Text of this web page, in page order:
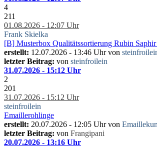
4
211
01.08.2026 - 12:07 Uhr
Frank Skielka
[B] Musterbox Qualitätssortierung Rubin Saphir
erstellt: 12.07.2026 - 13:46 Uhr von
letzter Beitrag: von steinfroilein
31.07.2026 - 15:12 Uhr
2
201
31.07.2026 - 15:12 Uhr
steinfroilein
Emaillerohlinge
erstellt: 20.07.2026 - 12:05 Uhr von
letzter Beitrag: von Frangipani
20.07.2026 - 13:16 Uhr